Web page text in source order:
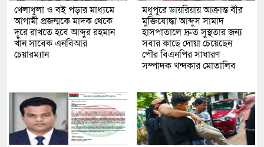
খেলাধুলা ও বই পড়ার মাধ্যমে
আগামী প্রজন্মকে মাদক থেকে
দূরে রাখতে হবে আব্দুর রহমান
খাঁন সাবেক এনবিআর
চেয়ারম্যান
মধুপুরে ডায়রিয়ায় আক্রান্ত বীর
মুক্তিযোদ্ধা আব্দুস সামাদ
হাসপাতালে দ্রুত সুস্থতার জন্য
সবার কাছে দোয়া চেয়েছেন
পৌর বিএনপির সাধারণ
সম্পাদক খন্দকার মোতালিব